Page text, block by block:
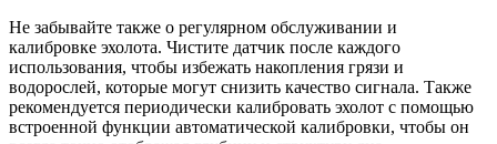
Не забывайте также о регулярном обслуживании и
калибровке эхолота. Чистите датчик после каждого
использования, чтобы избежать накопления грязи и
водорослей, которые могут снизить качество сигнала. Также
рекомендуется периодически калибровать эхолот с помощью
встроенной функции автоматической калибровки, чтобы он